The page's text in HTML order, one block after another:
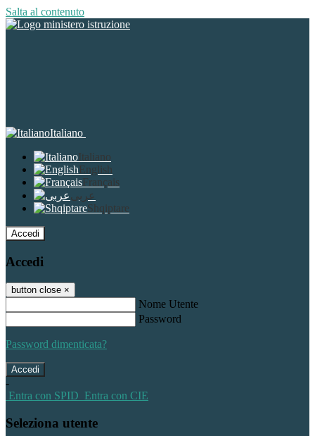
Salta al contenuto
Italiano
Italiano
English
Français
عربى
Shqiptare
Accedi
Accedi
button close ×
Nome Utente
Password
Password dimenticata?
-
Entra con SPID Entra con CIE
Seleziona utente